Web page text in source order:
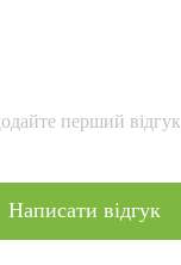
перший відгук
Написати відгук